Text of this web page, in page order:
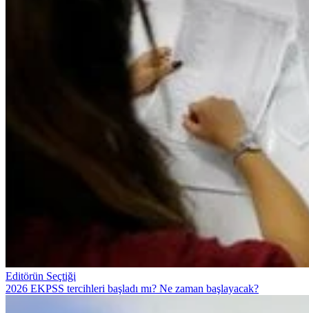
Editörün Seçtiği
2026 EKPSS tercihleri başladı mı? Ne zaman başlayacak?